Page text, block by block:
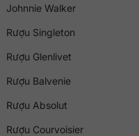
Johnnie Walker
Rượu Singleton
Rượu Glenlivet
Rượu Balvenie
Rượu Absolut
Rượu Courvoisier